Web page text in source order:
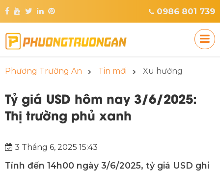
0986 801 739
Phương Trường An Tin mới Xu hướng
Tỷ giá USD hôm nay 3/6/2025:
Thị trường phủ xanh
3 Tháng 6, 2025 15:43
Tính đến 14h00 ngày 3/6/2025, tỷ giá USD ghi